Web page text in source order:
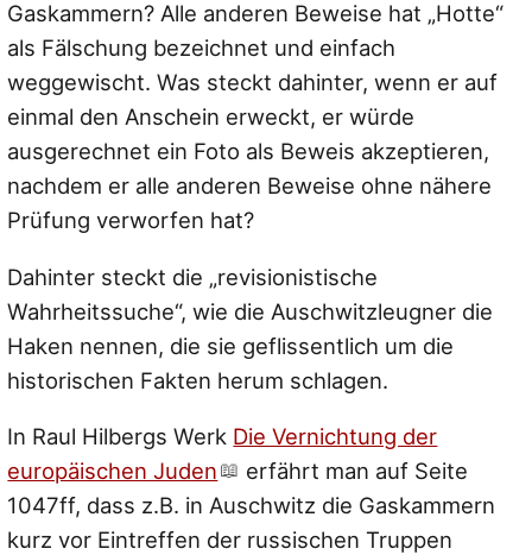
Gaskammern? Alle anderen Beweise hat „Hotte“
als Fälschung bezeichnet und einfach
weggewischt. Was steckt dahinter, wenn er auf
einmal den Anschein erweckt, er würde
ausgerechnet ein Foto als Beweis akzeptieren,
nachdem er alle anderen Beweise ohne nähere
Prüfung verworfen hat?
Dahinter steckt die „revisionistische
Wahrheitssuche“, wie die Auschwitzleugner die
Haken nennen, die sie geflissentlich um die
historischen Fakten herum schlagen.
In Raul Hilbergs Werk Die Vernichtung der
europäischen Juden
erfährt man auf Seite
1047ff, dass z.B. in Auschwitz die Gaskammern
kurz vor Eintreffen der russischen Truppen